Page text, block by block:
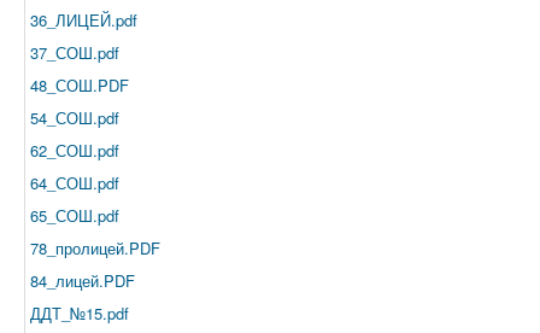
36_ЛИЦЕЙ.pdf
37_СОШ.pdf
48_СОШ.PDF
54_СОШ.pdf
62_СОШ.pdf
64_СОШ.pdf
65_СОШ.pdf
78_пролицей.PDF
84_лицей.PDF
ДДТ_№15.pdf